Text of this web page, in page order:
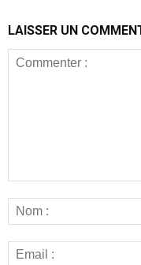
LAISSER UN